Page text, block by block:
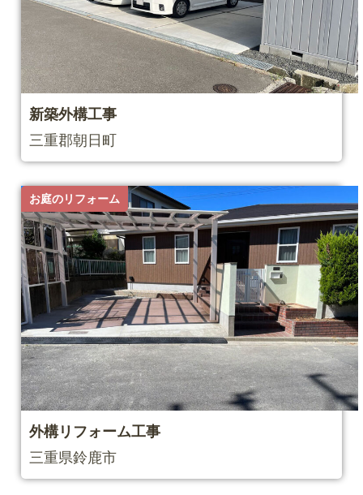
新築外構工事
三重郡朝日町
お庭のリフォーム
外構リフォーム工事
三重県鈴鹿市